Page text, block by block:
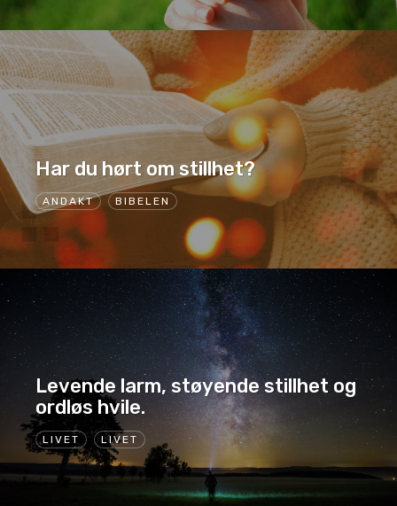
ANDAKT BIBELEN
Har du hørt om stillhet?
LIVET LIVET
Levende larm, støyende stillhet og
ordløs hvile.